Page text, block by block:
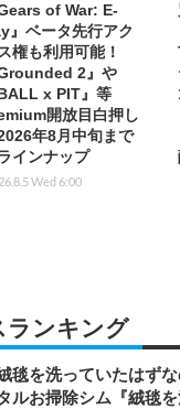
Gears of War: E-
』ベータ先行アク
権も利用可能！
Grounded 2』や
BALL x PIT』等
開放目白押し
年8月中旬まで
インナップ
Wed 6:00
ランキング
毯を洗っていたはず
ルお掃除シム『絨毯